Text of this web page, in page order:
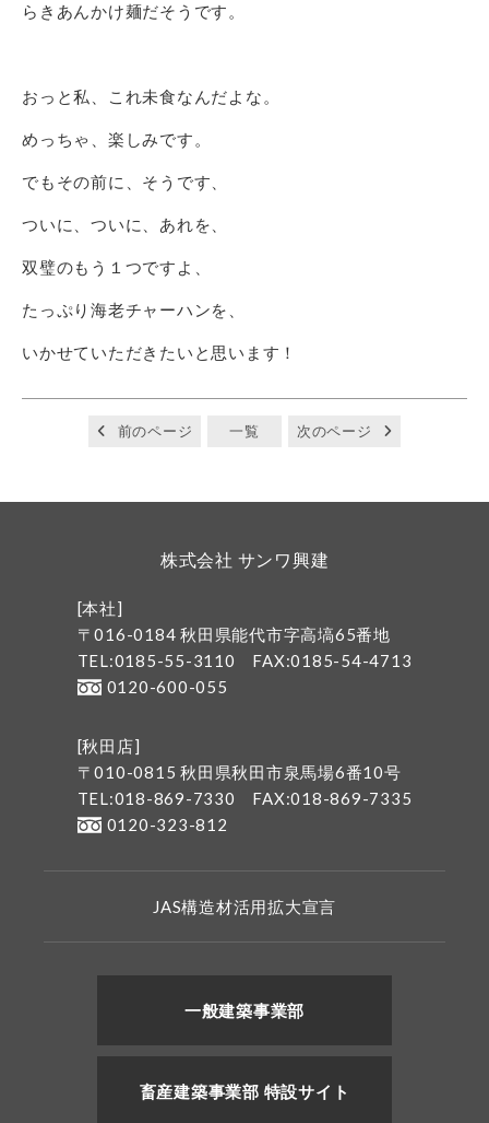
らきあんかけ麺だそうです。
おっと私、これ未食なんだよな。
めっちゃ、楽しみです。
でもその前に、そうです、
ついに、ついに、あれを、
双璧のもう１つですよ、
たっぷり海老チャーハンを、
いかせていただきたいと思います！
前のページ 一覧 次のページ
株式会社 サンワ興建
[本社]
〒016-0184 秋田県能代市字高塙65番地
TEL:0185-55-3110
FAX:0185-54-4713
0120-600-055
[秋田店]
〒010-0815 秋田県秋田市泉馬場6番10号
TEL:018-869-7330
FAX:018-869-7335
0120-323-812
JAS構造材活用拡大宣言
一般建築事業部
畜産建築事業部 特設サイト